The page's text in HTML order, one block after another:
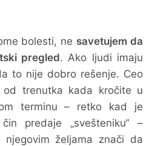
bolesti, ne savetujem da
pregled. Ako ljudi imaju
to nije dobro rešenje. Ceo
od trenutka kada kročite u
terminu – retko kad je
predaje „svešteniku“ –
željama znači da